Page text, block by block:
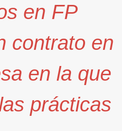
en FP
contrato en
en la que
prácticas